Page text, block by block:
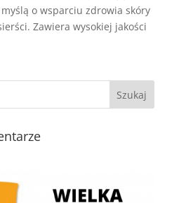
o wsparciu zdrowia skóry
Zawiera wysokiej jakości